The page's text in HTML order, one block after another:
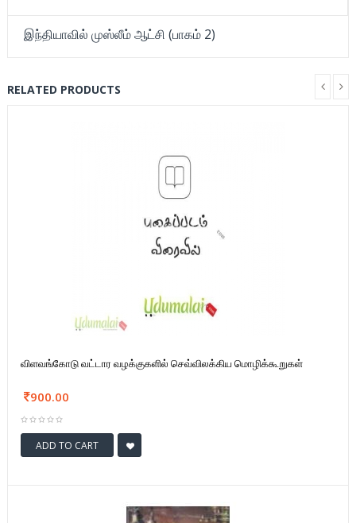
இந்தியாவில் முஸ்லீம் ஆட்சி (பாகம் 2)
RELATED PRODUCTS
விளவங்கோடு வட்டார வழக்குகளில் செவ்விலக்கிய மொழிக்கூறுகள்
900.00
ADD TO CART